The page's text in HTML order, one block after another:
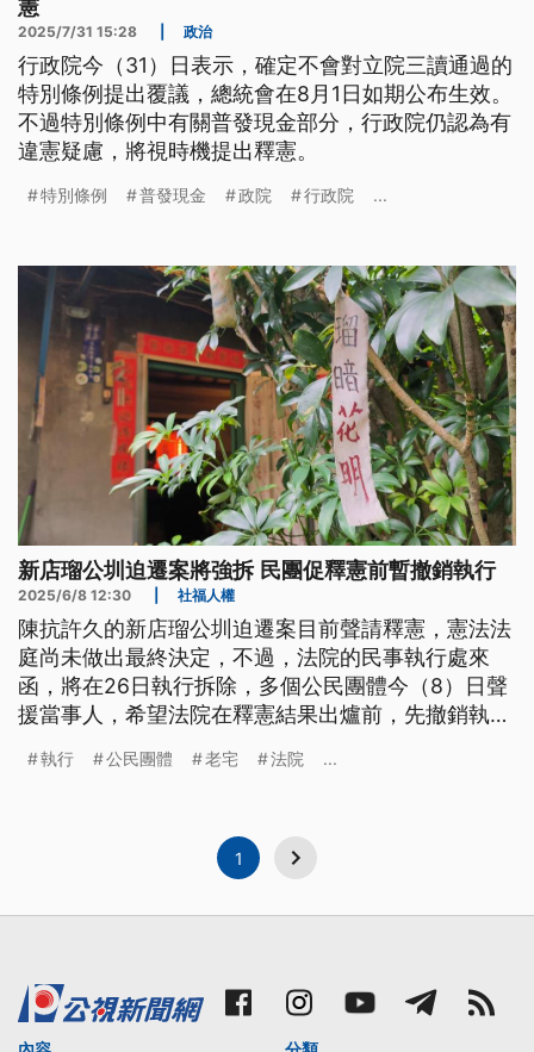
憲
2025/7/31 15:28 政治
行政院今（31）日表示，確定不會對立院三讀通過的
特別條例提出覆議，總統會在8月1日如期公布生效。
不過特別條例中有關普發現金部分，行政院仍認為有
違憲疑慮，將視時機提出釋憲。
特別條例 普發現金 政院 行政院 ...
新店瑠公圳迫遷案將強拆 民團促釋憲前暫撤銷執行
2025/6/8 12:30 社福人權
陳抗許久的新店瑠公圳迫遷案目前聲請釋憲，憲法法
庭尚未做出最終決定，不過，法院的民事執行處來
函，將在26日執行拆除，多個公民團體今（8）日聲
援當事人，希望法院在釋憲結果出爐前，先撤銷執行
理。
執行 公民團體 老宅 法院 ...
1